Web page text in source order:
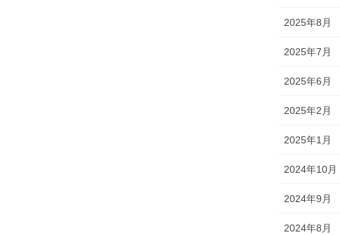
2025年8月
2025年7月
2025年6月
2025年2月
2025年1月
2024年10月
2024年9月
2024年8月